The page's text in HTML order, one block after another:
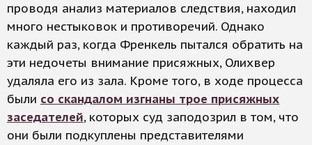
проводя анализ материалов следствия, находил
много нестыковок и противоречий. Однако
каждый раз, когда Френкель пытался обратить на
эти недочеты внимание присяжных, Олихвер
удаляла его из зала. Кроме того, в ходе процесса
были со скандалом изгнаны трое присяжных
заседателей, которых суд заподозрил в том, что
они были подкуплены представителями